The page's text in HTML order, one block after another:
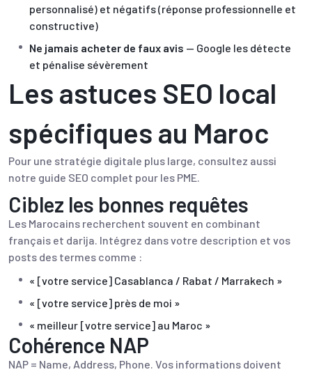
personnalisé) et négatifs (réponse professionnelle et
constructive)
Ne jamais acheter de faux avis — Google les détecte
et pénalise sévèrement
Les astuces SEO local
spécifiques au Maroc
Pour une stratégie digitale plus large, consultez aussi
notre guide SEO complet pour les PME.
Ciblez les bonnes requêtes
Les Marocains recherchent souvent en combinant
français et darija. Intégrez dans votre description et vos
posts des termes comme :
« [votre service] Casablanca / Rabat / Marrakech »
« [votre service] près de moi »
« meilleur [votre service] au Maroc »
Cohérence NAP
NAP = Name, Address, Phone. Vos informations doivent